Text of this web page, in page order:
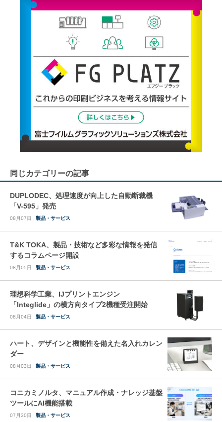
同じカテゴリーの記事
DUPLODEC、処理速度が向上した自動断裁機
「V-595」発売
08月07日 製品・サービス
T&K TOKA、製品・技術など多彩な情報を発信
するコラムページ開設
08月05日 製品・サービス
理想科学工業、IJプリントエンジン
「Integlide」の横方向タイプ2機種受注開始
08月04日 製品・サービス
ハート、デザインと機能性を備えた名入れカレン
ダー
08月03日 製品・サービス
コニカミノルタ、マニュアル作成・ナレッジ基盤
ツールにAI機能搭載
07月30日 製品・サービス